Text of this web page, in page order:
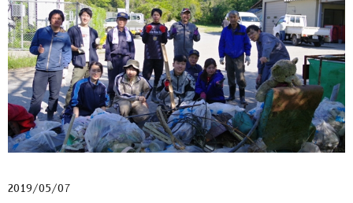
2019/05/07